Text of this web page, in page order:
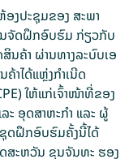
ງປະຊຸມຂອງ ສະພາ
ນຈັດຝຶກອົບຮົມ ກ່ຽວກັບ
ນຄ້າ ຜ່ານທາງລະບົບເອ
າໄດ້ແຫຼ່ງກໍາເນີດ
ໃຫ້ແກ່ເຈົ້າໜ້າທີ່ຂອງ
ະ ອຸດສາຫະກຳ ແລະ ຜູ້
ດຝຶກອົບຮົມຄັ້ງນີ້ໄດ້
ສະຫວັນ ຂຸນຈັນທະ ຮອງ